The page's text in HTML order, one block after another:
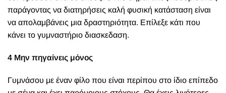
παράγοντας να διατηρήσεις καλή φυσική κατάσταση είναι
να απολαμβάνεις μια δραστηριότητα. Επίλεξε κάτι που
κάνει το γυμναστήριο διασκεδαση.
4 Μην πηγαίνεις μόνος
Γυμνάσου με έναν φίλο που είναι περίπου στο ίδιο επίπεδο